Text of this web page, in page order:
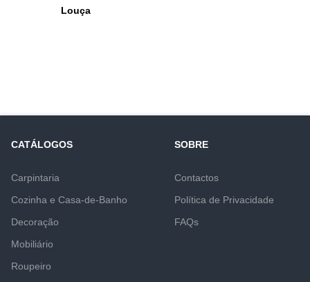
Louça
CATÁLOGOS
Carpintaria
Cozinha e Casa-de-Banho
Decoração
Mobiliário
Roupeiro
SOBRE
Contactos
Política de Privacidade
FAQs